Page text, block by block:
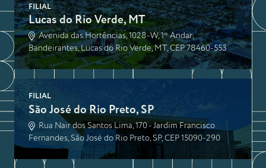
FILIAL
Lucas do Rio Verde, MT
Avenida das Hortências, 1028-W, 1º Andar,
Bandeirantes, Lucas do Rio Verde, MT, CEP 78460-553
FILIAL
São José do Rio Preto, SP
Rua Nair dos Santos Lima, 170 - Jardim Francisco
Fernandes, São José do Rio Preto, SP, CEP 15090-290